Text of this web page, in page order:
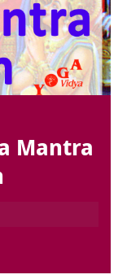
Mantra